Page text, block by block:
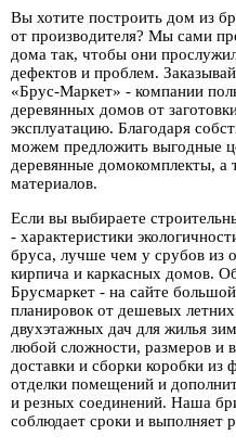
Вы хотите построить дом из
от производителя? Мы сами
дома так, чтобы они
дефектов и проблем.
«Брус-Маркет» - компании
деревянных домов от
эксплуатацию. Благодаря
можем предложить выгодные
деревянные домокомплекты, а
материалов.
Если вы выбираете
- характеристики
бруса, лучше чем у срубов из
кирпича и каркасных домов.
Брусмаркет - на сайте
планировок от дешевых
двухэтажных дач для жилья
любой сложности, размеров и
доставки и сборки коробки
отделки помещений и
и резных соединений. Наша
соблюдает сроки и выполняет